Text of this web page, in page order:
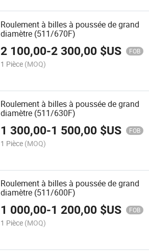
Roulement à billes à poussée de grand
diamètre (511/670F)
2 100,00-2 300,00 $US FOB
1 Pièce (MOQ)
Roulement à billes à poussée de grand
diamètre (511/630F)
1 300,00-1 500,00 $US FOB
1 Pièce (MOQ)
Roulement à billes à poussée de grand
diamètre (511/600F)
1 000,00-1 200,00 $US FOB
1 Pièce (MOQ)